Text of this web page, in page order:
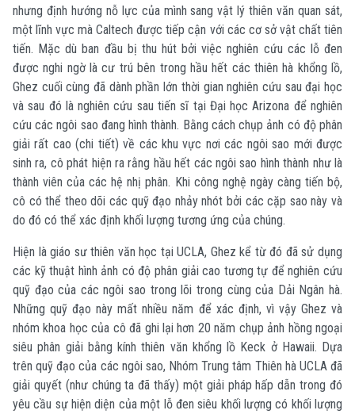
nhưng định hướng nỗ lực của mình sang vật lý thiên văn quan sát,
một lĩnh vực mà Caltech được tiếp cận với các cơ sở vật chất tiên
tiến. Mặc dù ban đầu bị thu hút bởi việc nghiên cứu các lỗ đen
được nghi ngờ là cư trú bên trong hầu hết các thiên hà khổng lồ,
Ghez cuối cùng đã dành phần lớn thời gian nghiên cứu sau đại học
và sau đó là nghiên cứu sau tiến sĩ tại Đại học Arizona để nghiên
cứu các ngôi sao đang hình thành. Bằng cách chụp ảnh có độ phân
giải rất cao (chi tiết) về các khu vực nơi các ngôi sao mới được
sinh ra, cô phát hiện ra rằng hầu hết các ngôi sao hình thành như là
thành viên của các hệ nhị phân. Khi công nghệ ngày càng tiến bộ,
cô có thể theo dõi các quỹ đạo nhảy nhót bởi các cặp sao này và
do đó có thể xác định khối lượng tương ứng của chúng.
Hiện là giáo sư thiên văn học tại UCLA, Ghez kể từ đó đã sử dụng
các kỹ thuật hình ảnh có độ phân giải cao tương tự để nghiên cứu
quỹ đạo của các ngôi sao trong lõi trong cùng của Dải Ngân hà.
Những quỹ đạo này mất nhiều năm để xác định, vì vậy Ghez và
nhóm khoa học của cô đã ghi lại hơn 20 năm chụp ảnh hồng ngoại
siêu phân giải bằng kính thiên văn khổng lồ Keck ở Hawaii. Dựa
trên quỹ đạo của các ngôi sao, Nhóm Trung tâm Thiên hà UCLA đã
giải quyết (như chúng ta đã thấy) một giải pháp hấp dẫn trong đó
yêu cầu sự hiện diện của một lỗ đen siêu khối lượng có khối lượng